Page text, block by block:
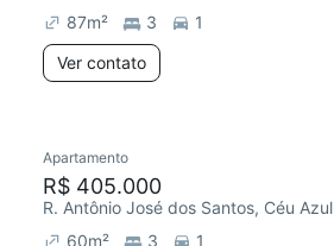
87m² 3
1
Ver contato
Apartamento
R$ 405.000
R. Antônio José dos Santos, Céu Azul
60m² 3 1